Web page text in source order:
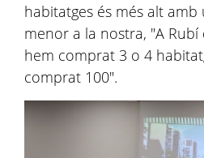
habitatges és més alt
menor a la nostra, "A Rubí
hem comprat 3 o 4
comprat 100".